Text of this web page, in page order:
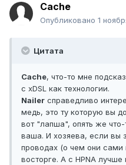
Cache
Опубликовано 1
Цитата
Cache, что-то мне
с xDSL как технологии.
Nailer справедливо
медь, это ту которую вы
вот "лапша", опять же
ваша. И хозяева, если вы
проводах (о чем они сами
восторге. А с HPNA